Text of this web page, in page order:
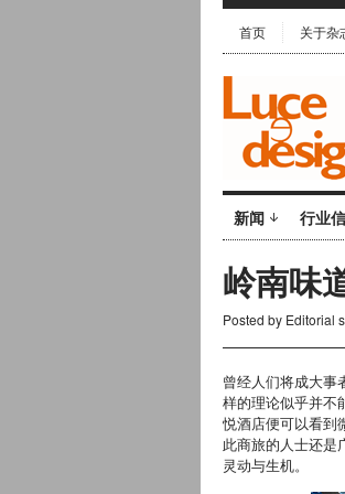
首页 关于杂
新闻 行业
岭南味
Posted by Editorial
曾经人们将成大事
样的理论似乎并不
悦酒店便可以看到
此商旅的人士还是
灵动与生机。